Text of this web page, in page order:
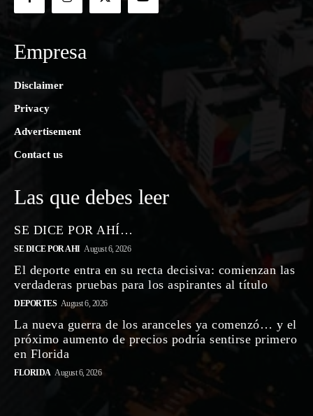
Empresa
Disclaimer
Privacy
Advertisement
Contact us
Las que debes leer
SE DICE POR AHÍ…
SE DICE POR AHI August 6, 2026
El deporte entra en su recta decisiva: comienzan las
verdaderas pruebas para los aspirantes al título
DEPORTES August 6, 2026
La nueva guerra de los aranceles ya comenzó… y el
próximo aumento de precios podría sentirse primero
en Florida
FLORIDA August 6, 2026